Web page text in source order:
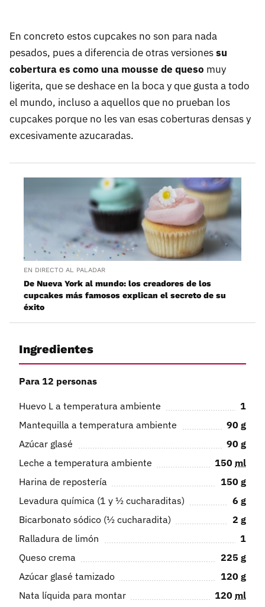
En concreto estos cupcakes no son para nada
pesados, pues a diferencia de otras versionessu
cobertura es como una mousse de queso muy
ligerita, que se deshace en la boca y que gusta a todo
el mundo, incluso a aquellos que no prueban los
cupcakes porque no les van esas coberturas densas y
excesivamente azucaradas.
EN DIRECTO AL PALADAR
De Nueva York al mundo: los creadores de los
cupcakes más famosos explican el secreto de su
éxito
Ingredientes
Para 12 personas
Huevo L a temperatura ambiente
1
Mantequilla a temperatura ambiente
90 g
Azúcar glasé
90 g
Leche a temperatura ambiente
150 ml
Harina de repostería
150 g
Levadura química (1 y ½ cucharaditas)
6 g
Bicarbonato sódico (½ cucharadita)
2 g
Ralladura de limón
1
Queso crema
225 g
Azúcar glasé tamizado
120 g
Nata líquida para montar
120 ml